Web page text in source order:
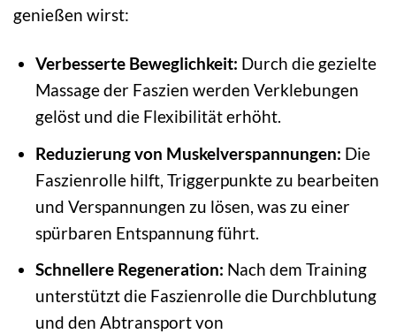
genießen wirst:
Verbesserte Beweglichkeit: Durch die gezielte
Massage der Faszien werden Verklebungen
gelöst und die Flexibilität erhöht.
Reduzierung von Muskelverspannungen: Die
Faszienrolle hilft, Triggerpunkte zu bearbeiten
und Verspannungen zu lösen, was zu einer
spürbaren Entspannung führt.
Schnellere Regeneration: Nach dem Training
unterstützt die Faszienrolle die Durchblutung
und den Abtransport von